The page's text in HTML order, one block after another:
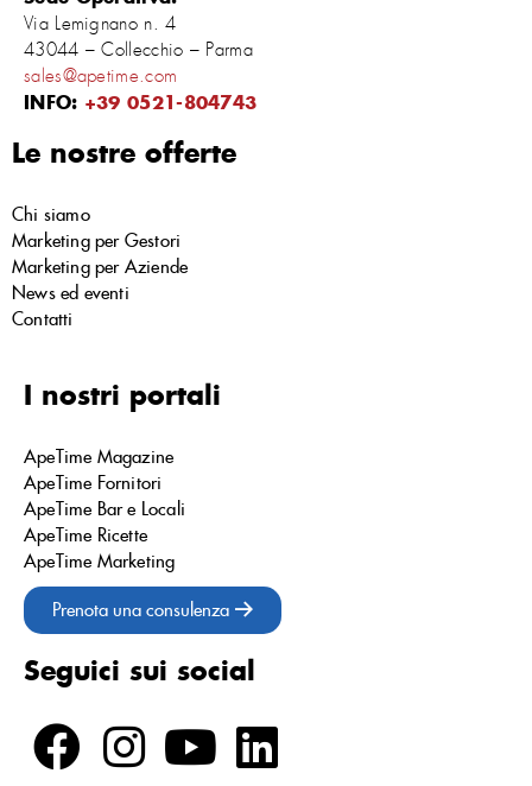
Via Lemignano n. 4
43044 – Collecchio – Parma
sales@apetime.com
INFO: +39 0521-804743
Le nostre offerte
Chi siamo
Marketing per Gestori
Marketing per Aziende
News ed eventi
Contatti
I nostri portali
ApeTime Magazine
ApeTime Fornitori
ApeTime Bar e Locali
ApeTime Ricette
ApeTime Marketing
Prenota una consulenza
Seguici sui social